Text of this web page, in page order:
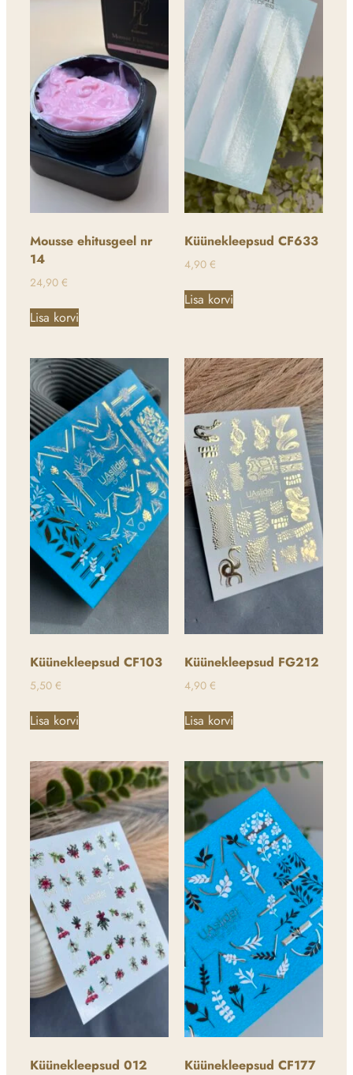
Mousse ehitusgeel nr
14
24,90 €
Lisa korvi
Küünekleepsud CF633
4,90 €
Lisa korvi
Küünekleepsud CF103
5,50 €
Lisa korvi
Küünekleepsud FG212
4,90 €
Lisa korvi
Küünekleepsud 012 Küünekleepsud CF177